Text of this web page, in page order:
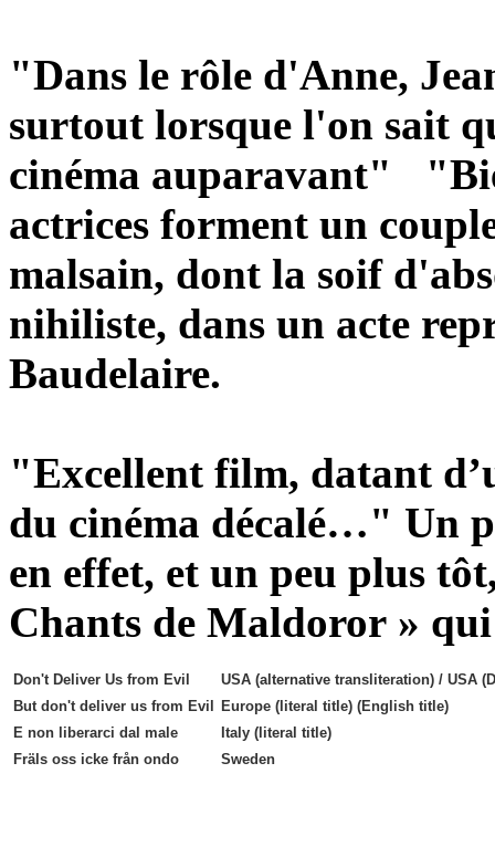
"Dans le rôle d'Anne,
surtout lorsque l'on sait
cinéma auparavant"
actrices forment un
malsain, dont la soif
nihiliste, dans un acte
Baudelaire.
"Excellent film, datant
du cinéma décalé…" Un
en effet, et un peu plus
Chants de Maldoror »
Don't Deliver Us from Evil
USA (alternative transliteration) / USA
But don't deliver us from Evil
Europe (literal title) (English title)
E non liberarci dal male
Italy (literal title)
Fräls oss icke från ondo
Sweden